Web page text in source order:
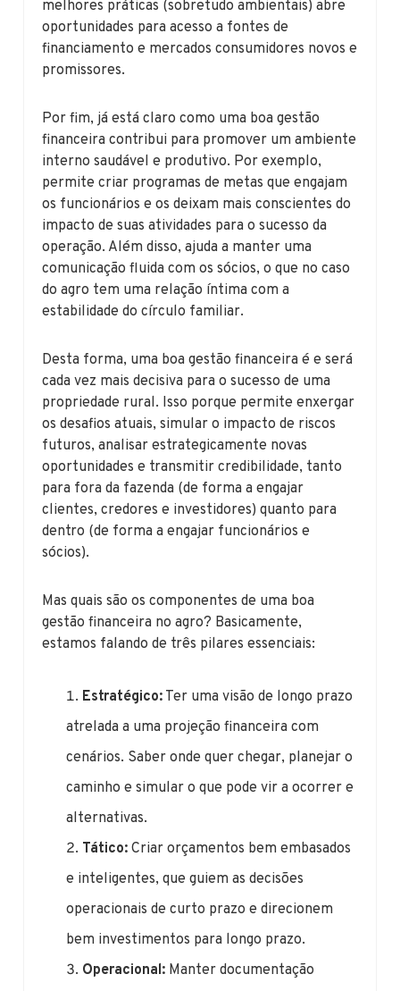
melhores práticas (sobretudo ambientais) abre
oportunidades para acesso a fontes de
financiamento e mercados consumidores novos e
promissores.
Por fim, já está claro como uma boa gestão
financeira contribui para promover um ambiente
interno saudável e produtivo. Por exemplo,
permite criar programas de metas que engajam
os funcionários e os deixam mais conscientes do
impacto de suas atividades para o sucesso da
operação. Além disso, ajuda a manter uma
comunicação fluida com os sócios, o que no caso
do agro tem uma relação íntima com a
estabilidade do círculo familiar.
Desta forma, uma boa gestão financeira é e será
cada vez mais decisiva para o sucesso de uma
propriedade rural. Isso porque permite enxergar
os desafios atuais, simular o impacto de riscos
futuros, analisar estrategicamente novas
oportunidades e transmitir credibilidade, tanto
para fora da fazenda (de forma a engajar
clientes, credores e investidores) quanto para
dentro (de forma a engajar funcionários e
sócios).
Mas quais são os componentes de uma boa
gestão financeira no agro? Basicamente,
estamos falando de três pilares essenciais:
Estratégico: Ter uma visão de longo prazo
atrelada a uma projeção financeira com
cenários. Saber onde quer chegar, planejar o
caminho e simular o que pode vir a ocorrer e
alternativas.
Tático: Criar orçamentos bem embasados
e inteligentes, que guiem as decisões
operacionais de curto prazo e direcionem
bem investimentos para longo prazo.
Operacional: Manter documentação